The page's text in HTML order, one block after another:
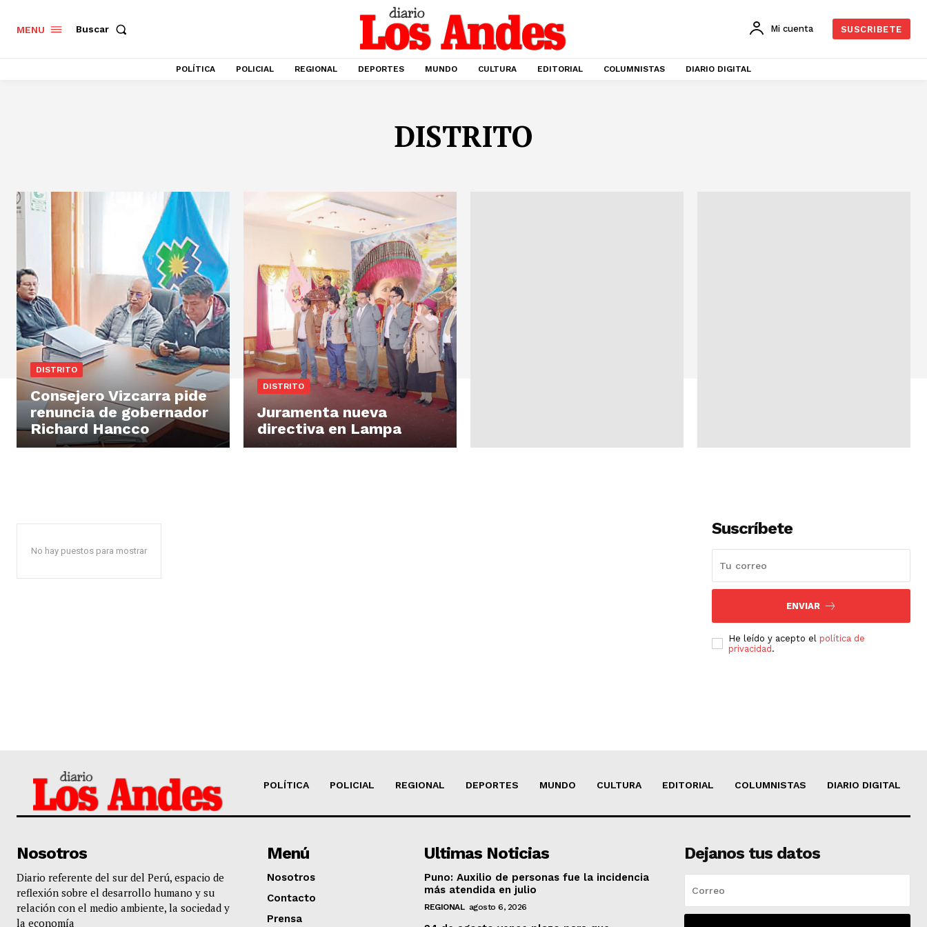
MENU Buscar Mi cuenta SUSCRIBETE
POLÍTICA POLICIAL REGIONAL DEPORTES MUNDO CULTURA EDITORIAL COLUMNISTAS DIARIO DIGITAL
DISTRITO
DISTRITO
Consejero Vizcarra pide
renuncia de gobernador
Richard Hancco
DISTRITO
Juramenta nueva
directiva en Lampa
No hay puestos para mostrar
Suscríbete
ENVIAR
He leído y acepto el política de
privacidad .
POLÍTICA POLICIAL REGIONAL DEPORTES MUNDO CULTURA EDITORIAL COLUMNISTAS DIARIO DIGITAL
Nosotros
Diario referente del sur del Perú, espacio de
reflexión sobre el desarrollo humano y su
relación con el medio ambiente, la sociedad y
la economía
Menú
Nosotros
Contacto
Prensa
Ultimas Noticias
Puno: Auxilio de personas fue la incidencia
más atendida en julio
REGIONAL agosto 6, 2026
Dejanos tus datos